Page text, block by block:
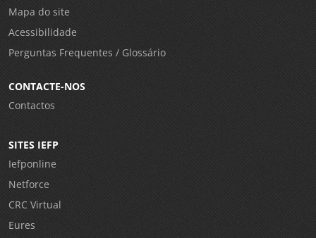
Mapa do site
Acessibilidade
Perguntas Frequentes / Glossário
CONTACTE-NOS
Contactos
SITES IEFP
Iefponline
Netforce
CRC Virtual
Eures